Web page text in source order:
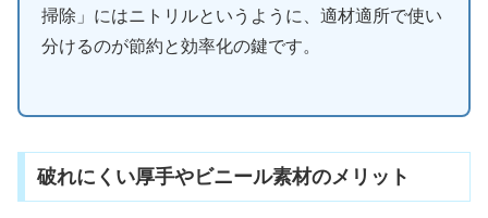
掃除」にはニトリルというように、適材適所で使い
分けるのが節約と効率化の鍵です。
破れにくい厚手やビニール素材のメリット